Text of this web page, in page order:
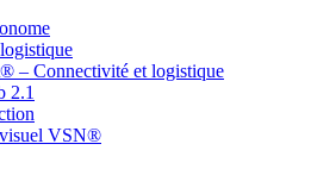
– Connectivité et logistique
2.1
VSN®